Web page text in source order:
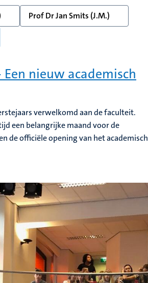
Prof Dr Jan Smits (J.M.)
nieuw academisch
verwelkomd aan de faculteit.
een belangrijke maand voor de
de officiële opening van het academisch